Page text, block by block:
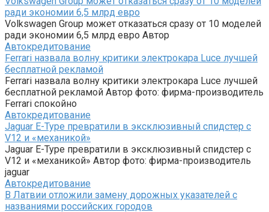
ради экономии 6,5 млрд евро
Volkswagen Group может отказаться сразу от 10 моделей
ради экономии 6,5 млрд евро Автор
Автокредитование
Ferrari назвала волну критики электрокара Luce лучшей
бесплатной рекламой
Ferrari назвала волну критики электрокара Luce лучшей
бесплатной рекламой Автор фото: фирма-производитель
Ferrari спокойно
Автокредитование
Jaguar E-Type превратили в эксклюзивный спидстер с
V12 и «механикой»
Jaguar E-Type превратили в эксклюзивный спидстер с
V12 и «механикой» Автор фото: фирма-производитель
jaguar
Автокредитование
В Латвии отложили замену дорожных указателей с
названиями российских городов